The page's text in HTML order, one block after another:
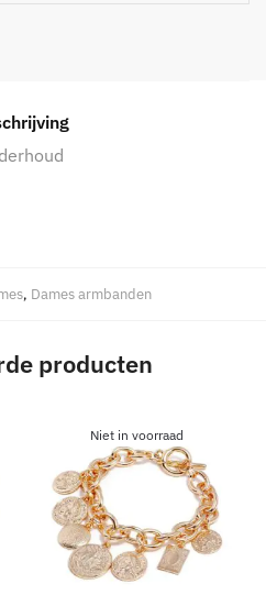
, Dames armbanden
producten
Niet in voorraad